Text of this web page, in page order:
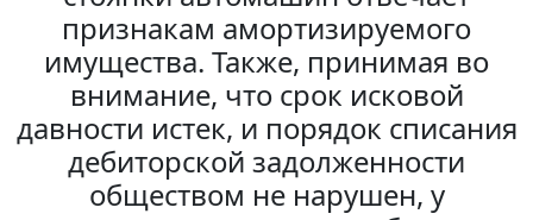
признакам амортизируемого
имущества. Также, принимая во
внимание, что срок исковой
давности истек, и порядок списания
дебиторской задолженности
обществом не нарушен, у